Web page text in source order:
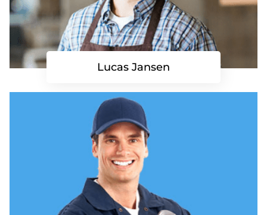
Lucas Jansen